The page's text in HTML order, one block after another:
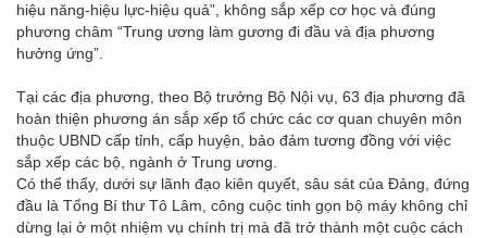
hiệu năng-hiệu lực-hiệu quả”, không sắp xếp cơ học và đúng
phương châm “Trung ương làm gương đi đầu và địa phương
hưởng ứng”.
Tại các địa phương, theo Bộ trưởng Bộ Nội vụ, 63 địa phương đã
hoàn thiện phương án sắp xếp tổ chức các cơ quan chuyên môn
thuộc UBND cấp tỉnh, cấp huyện, bảo đảm tương đồng với việc
sắp xếp các bộ, ngành ở Trung ương.
Có thể thấy, dưới sự lãnh đạo kiên quyết, sâu sát của Đảng, đứng
đầu là Tổng Bí thư Tô Lâm, công cuộc tinh gọn bộ máy không chỉ
dừng lại ở một nhiệm vụ chính trị mà đã trở thành một cuộc cách